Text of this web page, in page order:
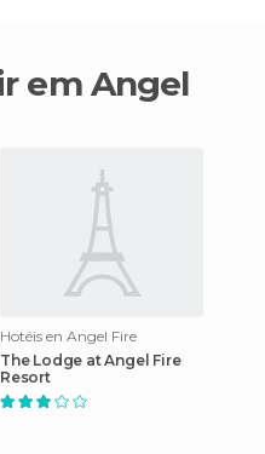
Hotéis en Angel Fire
The Lodge at Angel Fire
Resort